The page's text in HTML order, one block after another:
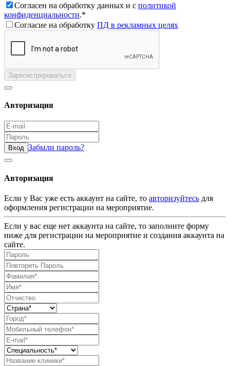
Согласен на обработку данных и с политикой
конфиденциальности.*
Согласие на обработку ПД в рекламных целях
Зарегистрироваться
Авторизация
Вход Забыли пароль?
Авторизация
Если у Вас уже есть аккаунт на сайте, то авторизуйтесь для
оформления регистрации на мероприятие.
Если у вас еще нет аккаунта на сайте, то заполните форму
ниже для регистрации на мероприятие и создания аккаунта на
сайте.